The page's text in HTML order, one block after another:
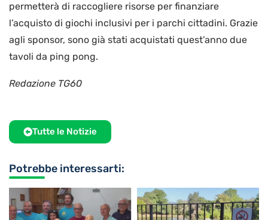
permetterà di raccogliere risorse per finanziare
l’acquisto di giochi inclusivi per i parchi cittadini. Grazie
agli sponsor, sono già stati acquistati quest’anno due
tavoli da ping pong.
Redazione TG60
Tutte le Notizie
Potrebbe interessarti: